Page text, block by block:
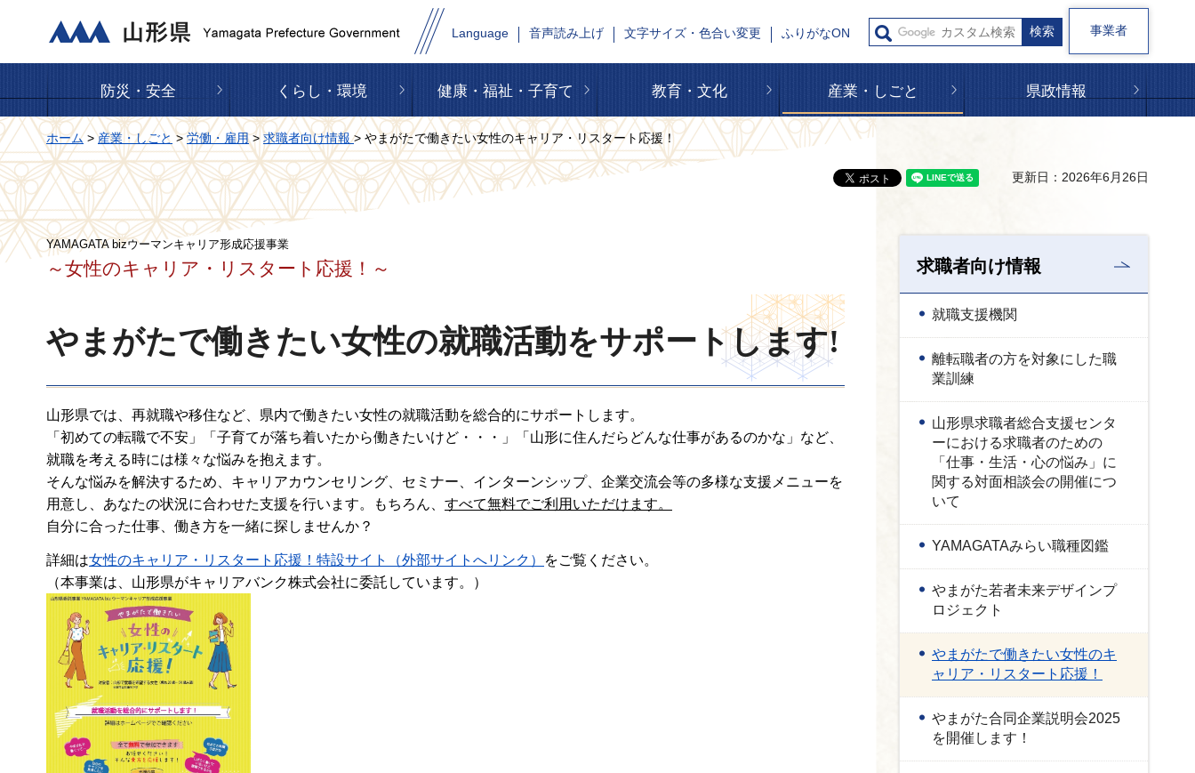
山形県 Language 音声読み上げ 文字サイズ・色合い変更 ふりがなON 事業者
防災・安全 くらし・環境 健康・福祉・子育て 教育・文化 産業・しごと 県政情報
ホーム>産業・しごと >労働・雇用> 求職者向け情報> やまがたで働きたい女性のキャリア・リスタート応援！
更新日：2026年6月26日
YAMAGATA bizウーマンキャリア形成応援事業
～女性のキャリア・リスタート応援！～
やまがたで働きたい女性の就職活動をサポートします!
山形県では、再就職や移住など、県内で働きたい女性の就職活動を総合的にサポートします。
「初めての転職で不安」「子育てが落ち着いたから働きたいけど・・・」「山形に住んだらどんな仕事があるのかな」など、
就職を考える時には様々な悩みを抱えます。
そんな悩みを解決するため、キャリアカウンセリング、セミナー、インターンシップ、企業交流会等の多様な支援メニューを
用意し、あなたの状況に合わせた支援を行います。もちろん、 すべて無料でご利用いただけます。
自分に合った仕事、働き方を一緒に探しませんか？
詳細は女性のキャリア・リスタート応援！特設サイト（外部サイトへリンク）
をご覧ください。
（本事業は、山形県がキャリアバンク株式会社に委託しています。）
求職者向け情報
就職支援機関
離転職者の方を対象にした職
業訓練
山形県求職者総合支援センタ
ーにおける求職者のための
「仕事・生活・心の悩み」に
関する対面相談会の開催につ
いて
YAMAGATAみらい職種図鑑
やまがた若者未来デザインプ
ロジェクト
やまがたで働きたい女性のキ
ャリア・リスタート応援！
やまがた合同企業説明会2025
を開催します！